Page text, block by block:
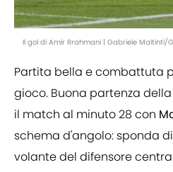
Il gol di Amir Rrahmani | Gabriele Maltinti/
Partita bella e combattuta
gioco. Buona partenza
il match al minuto 28 con
schema d'angolo: sponda di
volante del difensore